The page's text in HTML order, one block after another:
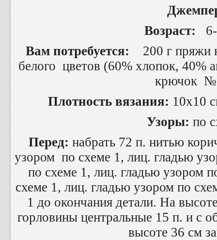
Возраст: 6-
Вам потребуется:
200 г пряжи
белого цветов (60% хлопок,
крючок
Плотность вязания: 10х10
Узоры: по
Перед: набрать 72 п. нитью
узором по схеме 1, лиц. гладью
по схеме 1, лиц. гладью узором
схеме 1, лиц. гладью узором по
1 до окончания детали. На
горловины центральные 15 п. и с
высоте 36 см